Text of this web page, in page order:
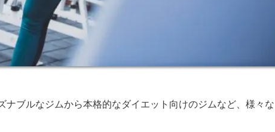
ナブルなジムから本格的なダイエット向けのジムなど、様々な